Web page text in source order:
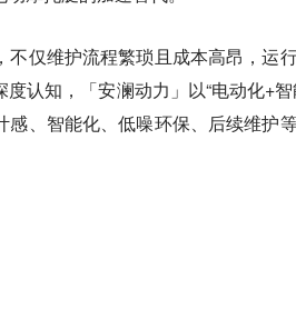
仅维护流程繁琐且成本高昂，运
认知，「安澜动力」以“电动化+
、智能化、低噪环保、后续维护